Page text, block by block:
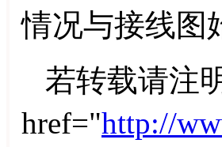
情况与接线图
若转载请注
href="http://